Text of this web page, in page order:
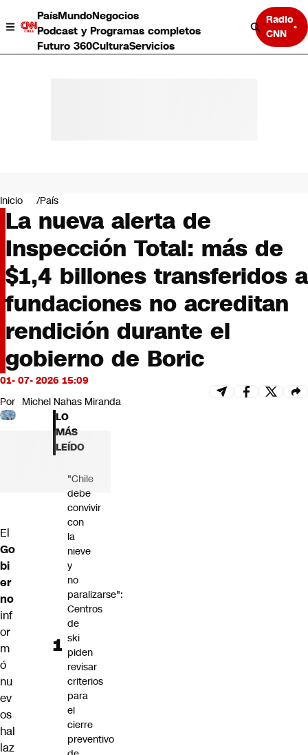
PaísMundoNegocios
Podcast y Programas completos
Futuro 360CulturaServicios
Radio
CNN
Negocios
Deportes
Programas completos
Cultura
Servicios
Bits
CNN Data
CNN tiempo
Futuro 360
Opinión
Inicio País
La nueva alerta de
Inspección Total: más de
$1,4 billones transferidos a
fundaciones no acreditan
rendición durante el
gobierno de Boric
01- 07- 2026 15:09
Por Michel Nahas Miranda
El
Go
bi
er
no
inf
or
m
ó
nu
ev
os
hal
laz
LO
MÁS
LEÍDO
"Chile
debe
convivir
con
la
nieve
y
no
paralizarse":
Centros
de
ski
piden
revisar
criterios
para
el
cierre
preventivo